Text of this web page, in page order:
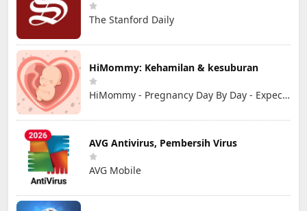
The Stanford Daily
HiMommy: Kehamilan & kesuburan
HiMommy - Pregnancy Day By Day - Expecting Baby
AVG Antivirus, Pembersih Virus
AVG Mobile